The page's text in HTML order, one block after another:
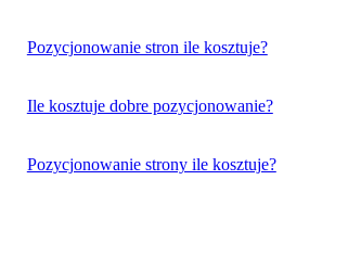
Pozycjonowanie stron ile kosztuje?
Ile kosztuje dobre pozycjonowanie?
Pozycjonowanie strony ile kosztuje?